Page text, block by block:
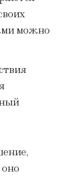
можно